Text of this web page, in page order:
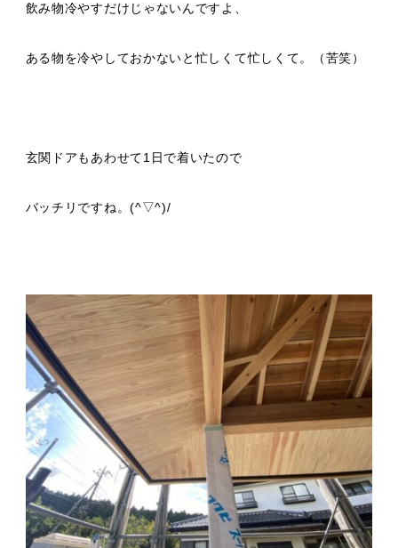
飲み物冷やすだけじゃないんですよ、
ある物を冷やしておかないと忙しくて忙しくて。（苦笑）
玄関ドアもあわせて1日で着いたので
バッチリですね。(^▽^)/